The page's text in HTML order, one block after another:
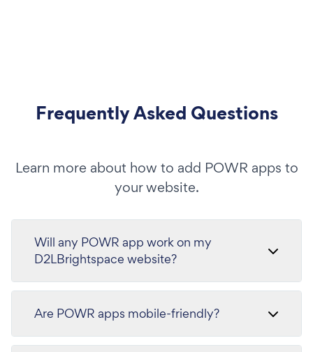
Frequently Asked Questions
Learn more about how to add POWR apps to
your website.
Will any POWR app work on my
D2LBrightspace website?
Are POWR apps mobile-friendly?